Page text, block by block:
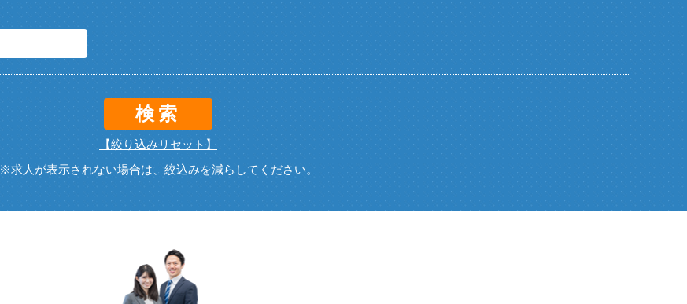
検索
【絞り込みリセット】
※求人が表示されない場合は、絞込みを減らしてください。